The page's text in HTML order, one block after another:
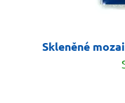
Skleněné